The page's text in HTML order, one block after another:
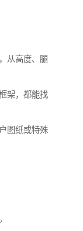
从高度、腿
架，都能找
图纸或特殊